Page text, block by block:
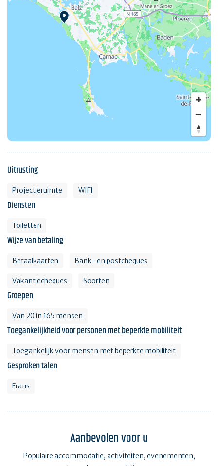
Uitrusting
Projectieruimte WIFI
Diensten
Toiletten
Wijze van betaling
Betaalkaarten Bank- en postcheques
Vakantiecheques Soorten
Groepen
Van 20 in 165 mensen
Toegankelijkheid voor personen met beperkte mobiliteit
Toegankelijk voor mensen met beperkte mobiliteit
Gesproken talen
Frans
Aanbevolen voor u
Populaire accommodatie, activiteiten, evenementen,